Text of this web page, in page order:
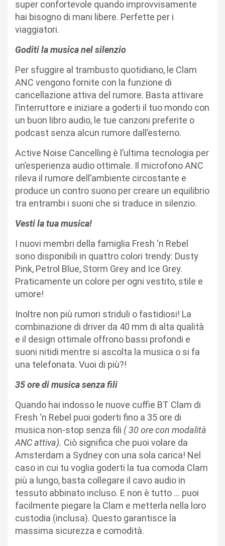
super confortevole quando improvvisamente
hai bisogno di mani libere. Perfette per i
viaggiatori.
Goditi la musica nel silenzio
Per sfuggire al trambusto quotidiano, le Clam
ANC vengono fornite con la funzione di
cancellazione attiva del rumore. Basta attivare
l’interruttore e iniziare a goderti il tuo mondo con
un buon libro audio, le tue canzoni preferite o
podcast senza alcun rumore dall’esterno.
Active Noise Cancelling è l’ultima tecnologia per
un’esperienza audio ottimale. Il microfono ANC
rileva il rumore dell’ambiente circostante e
produce un contro suono per creare un equilibrio
tra entrambi i suoni che si traduce in silenzio.
Vesti la tua musica!
I nuovi membri della famiglia Fresh ‘n Rebel
sono disponibili in quattro colori trendy: Dusty
Pink, Petrol Blue, Storm Grey and Ice Grey.
Praticamente un colore per ogni vestito, stile e
umore!
Inoltre non più rumori striduli o fastidiosi! La
combinazione di driver da 40 mm di alta qualità
e il design ottimale offrono bassi profondi e
suoni nitidi mentre si ascolta la musica o si fa
una telefonata. Vuoi di più?!
35 ore di musica senza fili
Quando hai indosso le nuove cuffie BT Clam di
Fresh ‘n Rebel puoi goderti fino a 35 ore di
musica non-stop senza fili ( 30 ore con modalità
ANC attiva). Ciò significa che puoi volare da
Amsterdam a Sydney con una sola carica! Nel
caso in cui tu voglia goderti la tua comoda Clam
più a lungo, basta collegare il cavo audio in
tessuto abbinato incluso. E non è tutto … puoi
facilmente piegare la Clam e metterla nella loro
custodia (inclusa). Questo garantisce la
massima sicurezza e comodità.